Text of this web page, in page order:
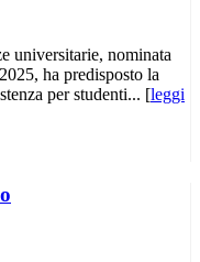
universitarie, nominata
ha predisposto la
per studenti... [leggi